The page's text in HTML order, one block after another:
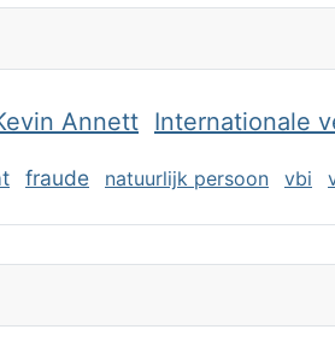
Annett Internationale
fraude natuurlijk persoon vbi